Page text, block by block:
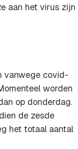
aan het virus zijn
vanwege covid-
worden
op donderdag.
de zesde
het totaal aantal